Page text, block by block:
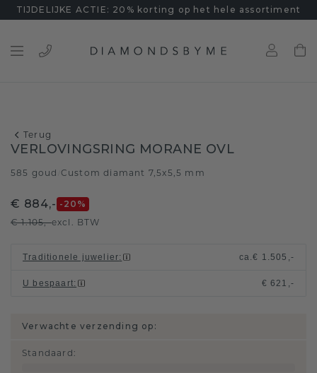
TIJDELIJKE ACTIE: 20% korting op het hele assortiment
Terug
VERLOVINGSRING MORANE OVL
585 goud Custom diamant 7,5x5,5 mm
€ 884,- -20 %
€ 1.105,-excl. BTW
Traditionele juwelier: ca.€ 1.505,-
U bespaart: € 621,-
Verwachte verzending op:
Standaard :